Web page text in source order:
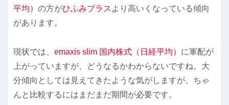
平均） の方がひふみプラス より高いくなっている傾向
があります。
現状では、 emaxis slim 国内株式（日経平均） に軍配が
上がっていますが、どうなるかわからないですね。大
分傾向としては見えてきたような気がしますが、ちゃ
んと比較するにはまだまだ期間が必要です。